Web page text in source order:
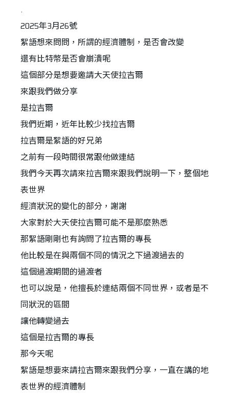
2025年3月26號
絮語想來問問，所謂的經濟體制，是否會改變
還有比特幣是否會崩潰呢
這個部分是想要邀請大天使拉吉爾
來跟我們做分享
是拉吉爾
我們近期，近年比較少找拉吉爾
拉吉爾是絮語的好兄弟
之前有一段時間很常跟他做連結
我們今天再次請來拉吉爾來跟我們說明一下，整個地
表世界
經濟狀況的變化的部分，謝謝
大家對於大天使拉吉爾可能不是那麼熟悉
那絮語剛剛也有詢問了拉吉爾的專長
他比較是在與兩個不同的情況之下過渡過去的
這個過渡期間的過渡者
也可以說是，他擅長於連結兩個不同世界，或者是不
同狀況的區間
讓他轉變過去
這個是拉吉爾的專長
那今天呢
絮語是想要來請拉吉爾來跟我們分享，一直在講的地
表世界的經濟體制